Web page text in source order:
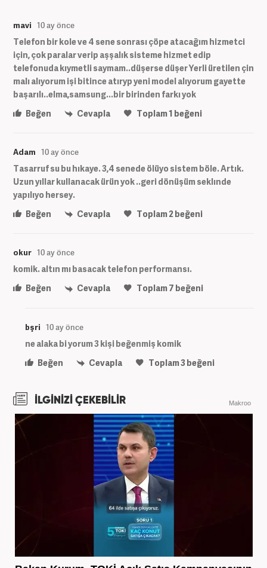
mavi 10 ay önce
Telefon bir kole ve 4 sene sonrası çöpe atacağım hizmetci
için, çok paralar verip aşşalık sisteme hizmet edip
telefonuda kıymetli saymam..düşerse düşer Yerli üretilen çin
malı alıyorum işi bitince atıryp yeni model alıyorum gayette
başarılı..elma,samsung...bir birinden farkı yok
Beğen
Cevapla Toplam1 beğeni
Adam 10 ay önce
Tasarruf su bu hıkaye. 3,4 senede ölüyo sistem böle. Artık.
Uzun yıllar kullanacak ürün yok ..geri dönüşüm seklınde
yapılıyo hersey.
Beğen
Cevapla Toplam2beğeni
okur 10 ay önce
komik. altın mı basacak telefon performansı.
Beğen
Cevapla Toplam7 beğeni
bşri 10 ay önce
ne alaka bi yorum 3 kişi beğenmiş komik
Beğen
Cevapla Toplam3beğeni
İLGİNİZİ ÇEKEBİLİR Makroo